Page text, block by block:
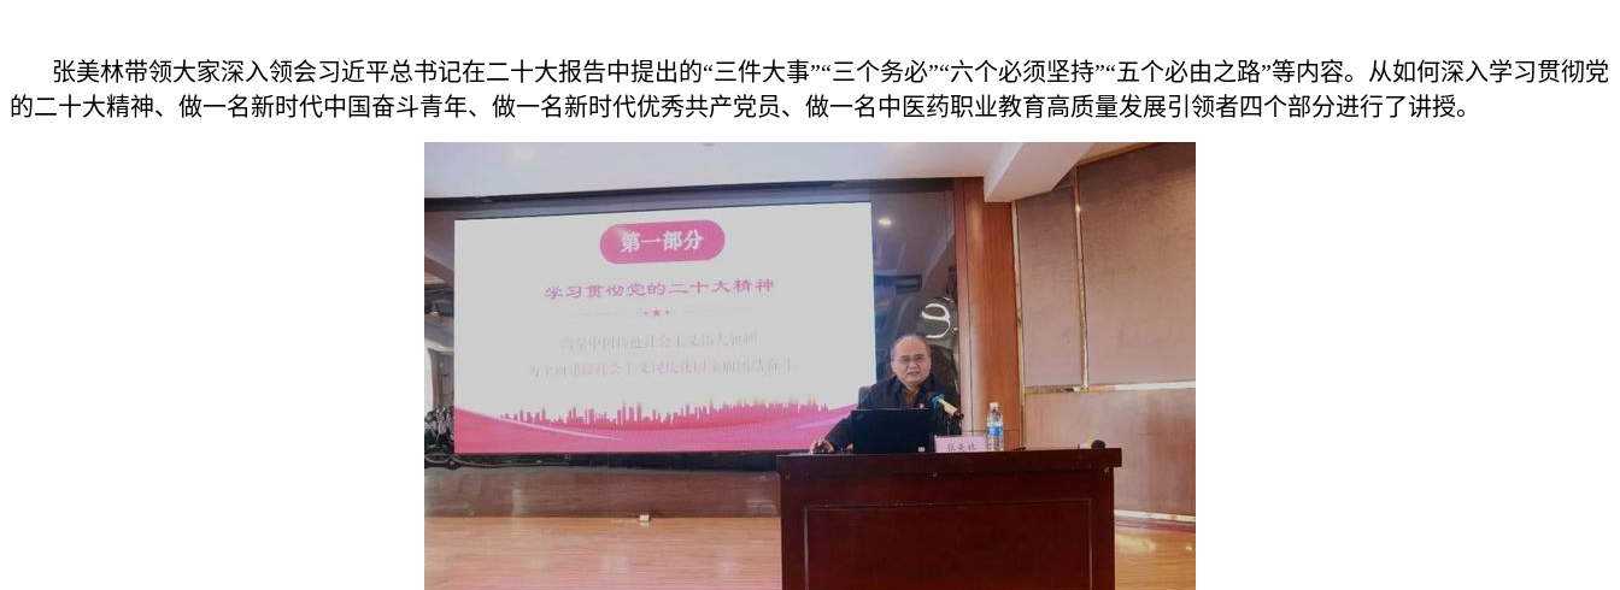
张美林带领大家深入领会习近平总书记在二十大报告中提出的“三件大事”“三个务必”“六个必须坚持”“五个必由之路”等内容。从如何深入学习贯彻党
的二十大精神、做一名新时代中国奋斗青年、做一名新时代优秀共产党员、做一名中医药职业教育高质量发展引领者四个部分进行了讲授。